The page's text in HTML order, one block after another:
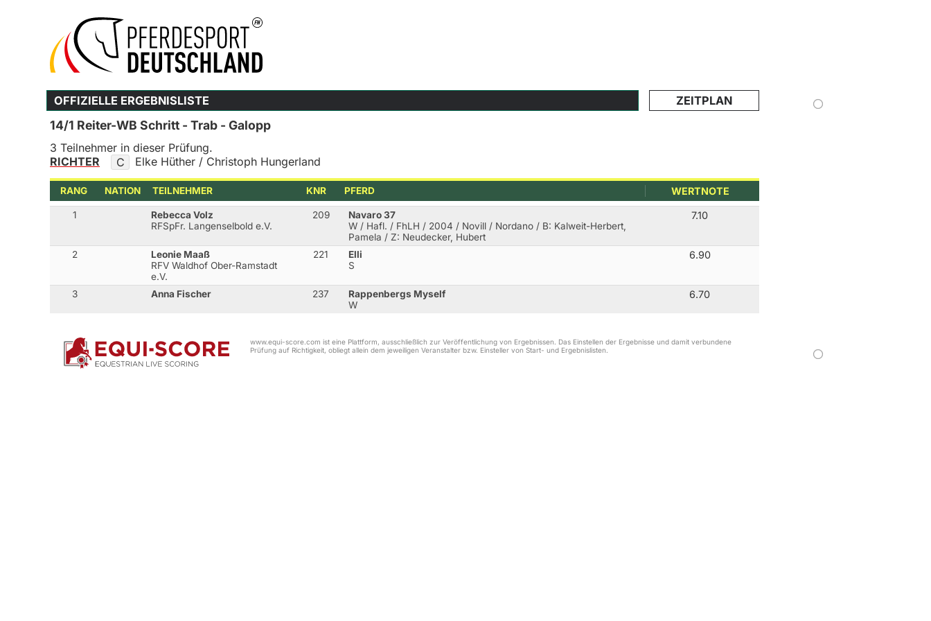
OFFIZIELLE ERGEBNISLISTE ZEITPLAN
14/1 Reiter-WB Schritt - Trab - Galopp
3 Teilnehmer in dieser Prüfung.
RICHTER
C Elke Hüther / Christoph Hungerland
RANG NATION TEILNEHMER KNR PFERD WERTNOTE
1
Rebecca Volz
RFSpFr. Langenselbold e.V.
209
Navaro 37
W / Hafl. / FhLH / 2004 / Novill / Nordano/ B: Kalweit-Herbert,
Pamela / Z: Neudecker, Hubert
7.10
2
Leonie Maaß
RFV Waldhof Ober-Ramstadt
e.V.
221
Elli
S
6.90
3 Anna Fischer 237
Rappenbergs Myself
W
6.70
www.equi-score.com ist eine Plattform, ausschließlich zur Veröffentlichung von Ergebnissen. Das Einstellen der Ergebnisse und damit verbundene
Prüfung auf Richtigkeit, obliegt allein dem jeweiligen Veranstalter bzw. Einsteller von Start- und Ergebnislisten.